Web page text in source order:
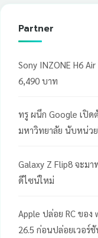
Partner
Sony INZONE H6
6,490 บาท
ทรู ผนึก Google เปิด
มหาวิทยาลัย นับหน่วย
Galaxy Z Flip8 จะม
ดีไซน์ใหม่
Apple ปล่อย RC ของ
26.5 ก่อนปล่อยเวอร์ชั